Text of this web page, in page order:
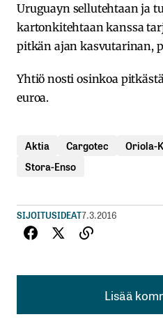
Uruguayn sellutehtaan ja
kartonkitehtaan kanssa
pitkän ajan kasvutarinan,
Yhtiö nosti osinkoa
euroa.
Aktia Cargotec Oriola-
Stora-Enso
SIJOITUSIDEAT7.3.2016
Lisää
Lisää